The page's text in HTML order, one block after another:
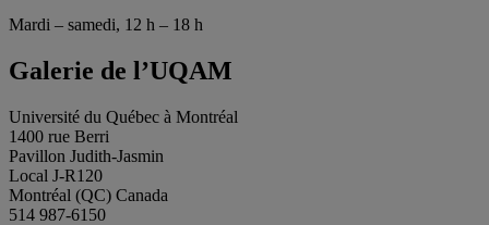
Mardi – samedi, 12 h – 18 h
Galerie de l’UQAM
Université du Québec à Montréal
1400 rue Berri
Pavillon Judith-Jasmin
Local J-R120
Montréal (QC) Canada
514 987-6150